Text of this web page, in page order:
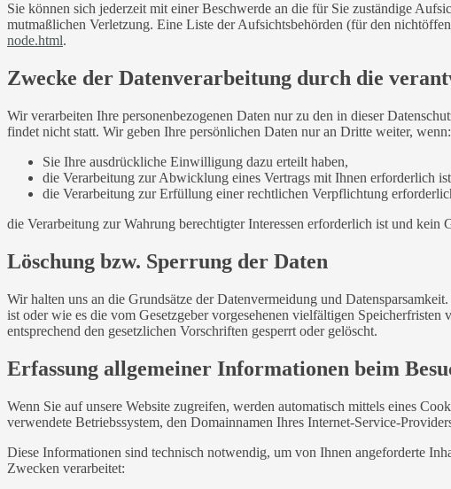
Sie können sich jederzeit mit einer Beschwerde an die für Sie zuständige
mutmaßlichen Verletzung. Eine Liste der Aufsichtsbehörden (für den
node.html.
Zwecke der Datenverarbeitung durch die
Wir verarbeiten Ihre personenbezogenen Daten nur zu den in dieser
findet nicht statt. Wir geben Ihre persönlichen Daten nur an Dritte weiter, wenn:
Sie Ihre ausdrückliche Einwilligung dazu erteilt haben,
die Verarbeitung zur Abwicklung eines Vertrags mit Ihnen erforderlich
die Verarbeitung zur Erfüllung einer rechtlichen Verpflichtung
die Verarbeitung zur Wahrung berechtigter Interessen erforderlich ist und kein
Löschung bzw. Sperrung der Daten
Wir halten uns an die Grundsätze der Datenvermeidung und
ist oder wie es die vom Gesetzgeber vorgesehenen vielfältigen
entsprechend den gesetzlichen Vorschriften gesperrt oder gelöscht.
Erfassung allgemeiner Informationen beim
Wenn Sie auf unsere Website zugreifen, werden automatisch mittels eines
verwendete Betriebssystem, den Domainnamen Ihres Internet-Service-
Diese Informationen sind technisch notwendig, um von Ihnen angeforderte
Zwecken verarbeitet: